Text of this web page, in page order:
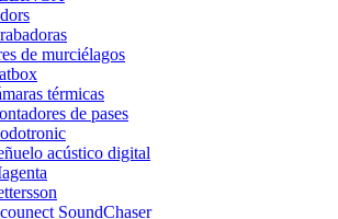
de murciélagos
térmicas
de pases
acústico digital
SoundChaser